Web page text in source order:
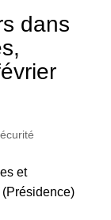
dans